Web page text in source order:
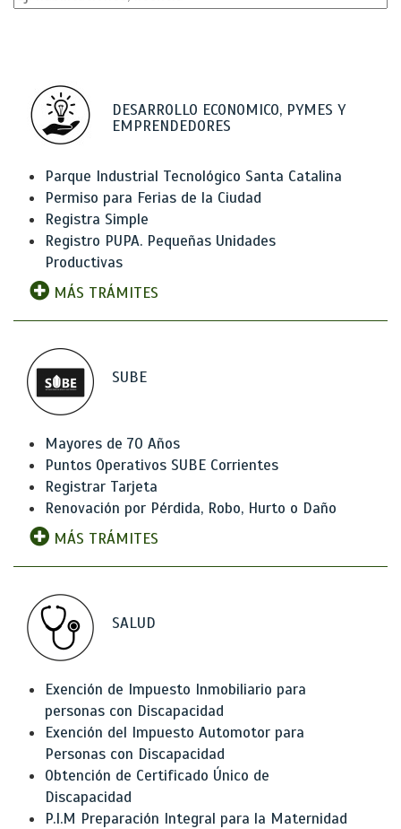
DESARROLLO ECONOMICO, PYMES Y
EMPRENDEDORES
Parque Industrial Tecnológico Santa Catalina
Permiso para Ferias de la Ciudad
Registra Simple
Registro PUPA. Pequeñas Unidades
Productivas
MÁS TRÁMITES
SUBE
Mayores de 70 Años
Puntos Operativos SUBE Corrientes
Registrar Tarjeta
Renovación por Pérdida, Robo, Hurto o Daño
MÁS TRÁMITES
SALUD
Exención de Impuesto Inmobiliario para
personas con Discapacidad
Exención del Impuesto Automotor para
Personas con Discapacidad
Obtención de Certificado Único de
Discapacidad
P.I.M Preparación Integral para la Maternidad